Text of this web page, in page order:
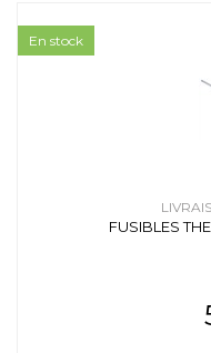
FUSIBLES
En stock